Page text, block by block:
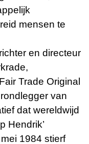
mensen te
en directeur
Trade Original
van
dat wereldwijd
Hendrik’
1984 stierf